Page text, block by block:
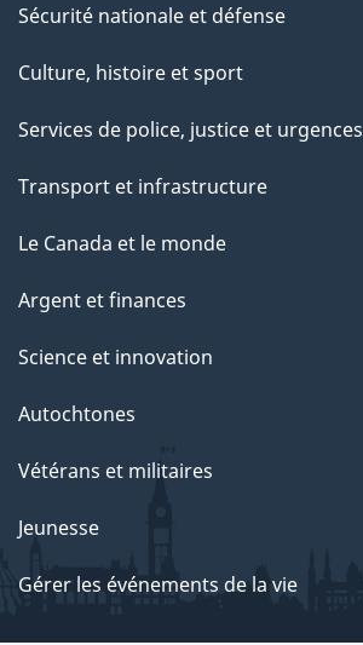
Sécurité nationale et défense
Culture, histoire et sport
Services de police, justice et urgences
Transport et infrastructure
Le Canada et le monde
Argent et finances
Science et innovation
Autochtones
Vétérans et militaires
Jeunesse
Gérer les événements de la vie